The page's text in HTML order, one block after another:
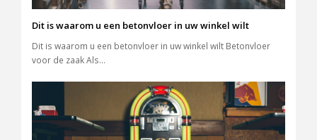
Dit is waarom u een betonvloer in uw winkel wilt
Dit is waarom u een betonvloer in uw winkel wilt Betonvloer
voor de zaak Als…